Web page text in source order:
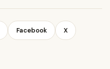
Facebook X